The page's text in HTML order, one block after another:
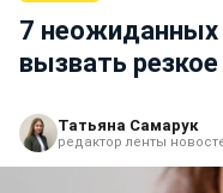
7
вызвать
Татьяна Самарук
редактор ленты